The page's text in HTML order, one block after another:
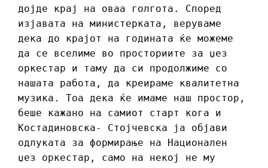
дојде крај на оваа голгота. Според
изјавата на министерката, веруваме
дека до крајот на годината ќе можеме
да се вселиме во просториите за џез
оркестар и таму да си продолжиме со
нашата работа, да креираме квалитетна
музика. Тоа дека ќе имаме наш простор,
беше кажано на самиот старт кога и
Костадиновска- Стојчевска ја објави
одлуката за формирање на Национален
џез оркестар, само на некој не му